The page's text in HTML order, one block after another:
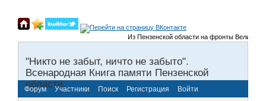
Из Пензенской области на фронты Великой
"Никто не забыт, ничто не забыто".
Всенародная Книга памяти Пензенской
области.
Форум Участники Поиск Регистрация Войти